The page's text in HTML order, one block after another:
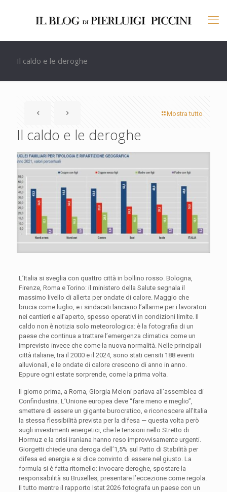
Il caldo e le deroghe
Mostra tutto
Il caldo e le deroghe
L’Italia si sveglia con quattro città in bollino rosso. Bologna,
Firenze, Roma e Torino: il ministero della Salute segnala il
massimo livello di allerta per ondate di calore. Maggio che
brucia come luglio, e i sindacati lanciano l’allarme per i lavoratori
nei cantieri e all’aperto, spesso operativi in condizioni limite. Il
caldo non è notizia solo meteorologica: è la fotografia di un
paese che continua a trattare l’emergenza climatica come un
imprevisto invece che come la nuova normalità. Nelle principali
città italiane, tra il 2000 e il 2024, sono stati censiti 188 eventi
alluvionali, e le ondate di calore crescono di anno in anno.
Eppure ogni estate sorprende, come la prima volta.
Il giorno prima, a Roma, Giorgia Meloni parlava all’assemblea di
Confindustria. L’Unione europea deve “fare meno e meglio”,
smettere di essere un gigante burocratico, e riconoscere all’Italia
la stessa flessibilità prevista per la difesa — questa volta però
sugli investimenti energetici, che le tensioni nello Stretto di
Hormuz e la crisi iraniana hanno reso improvvisamente urgenti.
Giorgetti chiede una deroga dell’1,5% sul Patto di Stabilità per
difesa ed energia e si dice convinto di essere nel giusto. La
formula si è fatta ritornello: invocare deroghe, spostare la
responsabilità su Bruxelles, presentare l’eccezione come regola.
Il tutto mentre il rapporto Istat 2026 fotografa un paese con un